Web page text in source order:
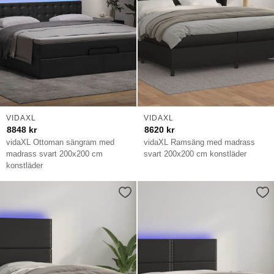
vidaXL Ottoman sängram med
madrass svart 200x200 cm
konstläder
VIDAXL
8848 kr
vidaXL Ramsäng med madrass
svart 200x200 cm konstläder
VIDAXL
8620 kr